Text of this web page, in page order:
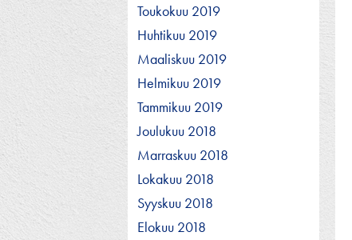
Toukokuu 2019
Huhtikuu 2019
Maaliskuu 2019
Helmikuu 2019
Tammikuu 2019
Joulukuu 2018
Marraskuu 2018
Lokakuu 2018
Syyskuu 2018
Elokuu 2018